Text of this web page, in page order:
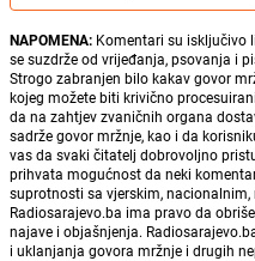
NAPOMENA: Komentari su isključivo
se suzdrže od vrijeđanja, psovanja i
Strogo zabranjen bilo kakav govor
kojeg možete biti krivično
da na zahtjev zvaničnih organa
sadrže govor mržnje, kao i da
vas da svaki čitatelj dobrovoljno
prihvata mogućnost da neki
suprotnosti sa vjerskim,
Radiosarajevo.ba ima pravo da
najave i objašnjenja.
i uklanjanja govora mržnje i drugih